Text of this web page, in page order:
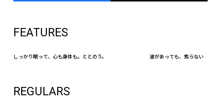
FEATURES
しっかり眠って、心も身体も。ととのう。 波があっても、焦らない
REGULARS